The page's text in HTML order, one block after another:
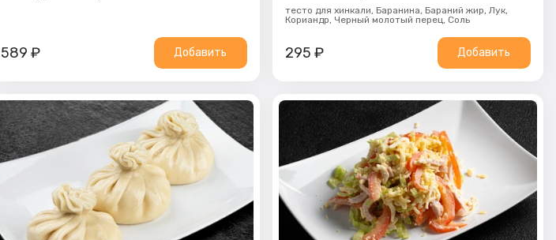
589₽ Добавить
тесто для хинкали, Баранина, Бараний жир, Лук,
Кориандр, Черный молотый перец, Соль
295 ₽ Добавить